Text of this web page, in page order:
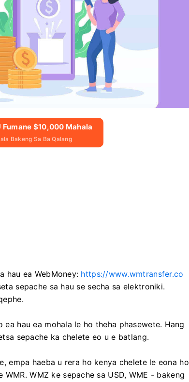
Fumane $10,000 Mahala
Bakeng Sa Ba Qalang
hau ea WebMoney: https://www.wmtransfer.co
sepache sa hau se secha sa elektroniki.
hau ea mohala le ho theha phasewete. Hang
sepache ka chelete eo u e batlang.
empa haeba u rera ho kenya chelete le eona ho
WMZ ke sepache sa USD, WME - bakeng